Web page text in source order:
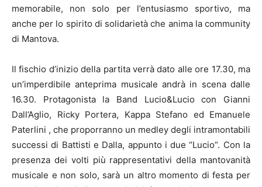
memorabile, non solo per l’entusiasmo sportivo, ma
anche per lo spirito di solidarietà che anima la community
di Mantova.
Il fischio d’inizio della partita verrà dato alle ore 17.30, ma
un’imperdibile anteprima musicale andrà in scena dalle
16.30. Protagonista la Band Lucio&Lucio con Gianni
Dall’Aglio, Ricky Portera, Kappa Stefano ed Emanuele
Paterlini , che proporranno un medley degli intramontabili
successi di Battisti e Dalla, appunto i due “Lucio”. Con la
presenza dei volti più rappresentativi della mantovanità
musicale e non solo, sarà un altro momento di festa per